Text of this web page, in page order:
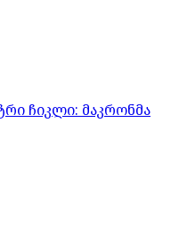
ჩიკლი: მაკრონმა